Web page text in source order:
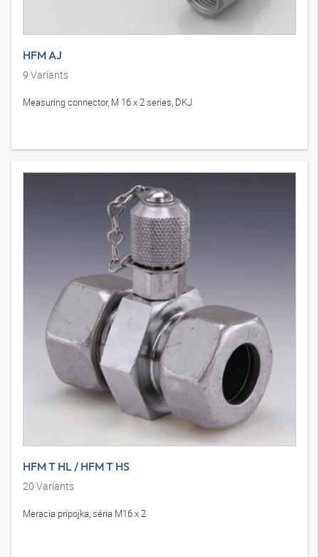
HFM AJ
9 Variants
Measuring connector, M 16 x 2 series, DKJ
HFM T HL / HFM T HS
20 Variants
Meracia prípojka, séria M16 x 2